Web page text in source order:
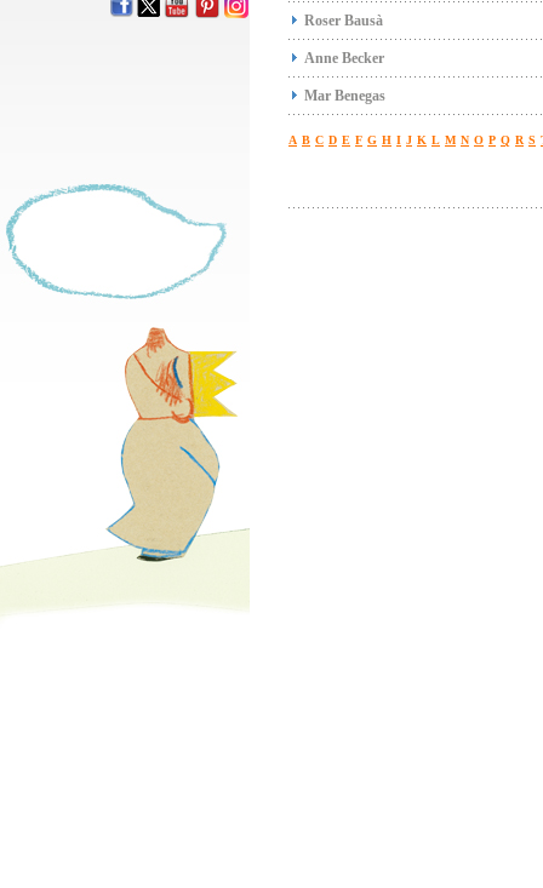
Roser Bausà
Anne Becker
Mar Benegas
A B C D E F G H I J K L M N O P Q R S